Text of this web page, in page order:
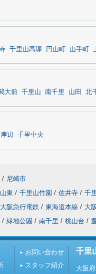
千里山高塚 円山町 山手町
大前 千里山 南千里 山田 北
岸辺 千里中央
/ 尼崎市
東 / 千里山竹園 / 佐井寺 / 千
阪急行電鉄 / 東海道本線 / 大
/ 緑地公園 / 南千里 / 桃山台 /
お問い合わせ
スタッフ紹介
千里
大阪